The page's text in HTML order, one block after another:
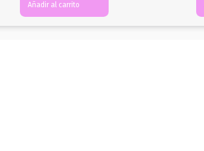
Añadir al carrito